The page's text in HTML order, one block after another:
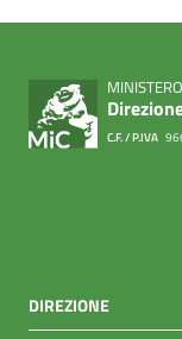
C.F. / P.IVA
DIREZIONE